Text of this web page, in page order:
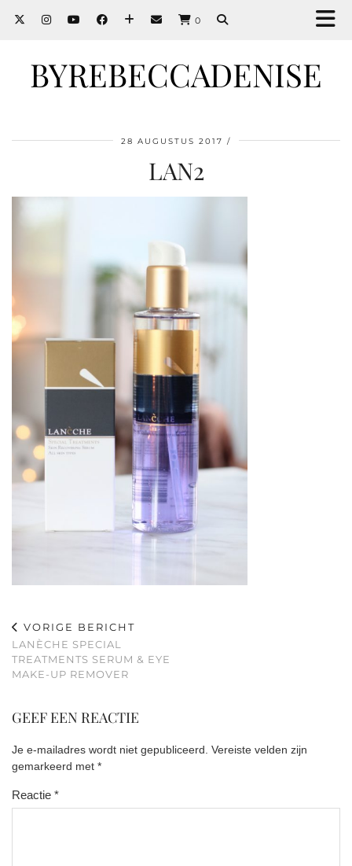
0
BYREBECCADENISE
28 AUGUSTUS 2017
LAN2
VORIGE BERICHT
LANÈCHE SPECIAL
TREATMENTS SERUM & EYE
MAKE-UP REMOVER
GEEF EEN REACTIE
Je e-mailadres wordt niet gepubliceerd. Vereiste velden zijn
gemarkeerd met *
Reactie *